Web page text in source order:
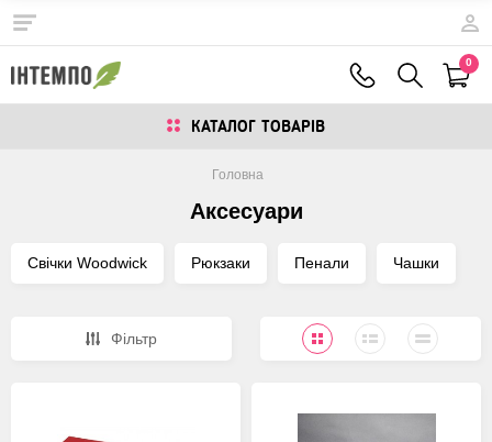
0
КАТАЛОГ ТОВАРIВ
Головна
Аксесуари
Свічки Woodwick Рюкзаки Пенали Чашки
Фiльтр